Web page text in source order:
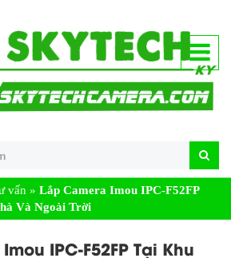
vấn » Lắp Camera Imou IPC-F52FP
Và Ngoài Trời
IPC-F52FP Tại Khu